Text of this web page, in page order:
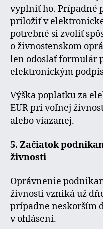
vyplniť ho. Prípadné
priložiť v
potrebné si zvoliť
o živnostenskom
len odoslať formulár
elektronickým
Výška poplatku za
EUR pri voľnej
alebo viazanej.
5. Začiatok
živnosti
Oprávnenie
živnosti vzniká už
prípadne neskorším
v ohlásení.